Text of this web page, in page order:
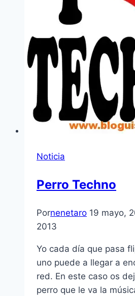
Noticia
Perro Techno
Pornenetaro 19 mayo,
2013
Yo cada dí­a que pasa
uno puede a llegar a
red. En este caso os
perro que le va la